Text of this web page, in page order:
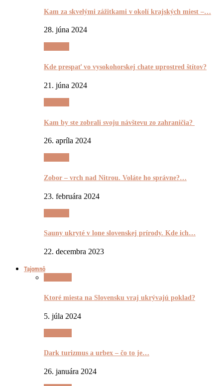
Kam za skvelými zážitkami v okolí krajských miest –…
28. júna 2024
Kde prespať vo vysokohorskej chate uprostred štítov?
21. júna 2024
Kam by ste zobrali svoju návštevu zo zahraničia?
26. apríla 2024
Zobor – vrch nad Nitrou. Voláte ho správne?…
23. februára 2024
Sauny ukryté v lone slovenskej prírody. Kde ich…
22. decembra 2023
Tajomnô
Ktoré miesta na Slovensku vraj ukrývajú poklad?
5. júla 2024
Dark turizmus a urbex – čo to je…
26. januára 2024